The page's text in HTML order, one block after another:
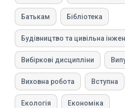
Батькам Бібліотека
Будівництво та цивільна
Вибіркові дисципліни
Виховна робота Вступна
Екологія Економіка